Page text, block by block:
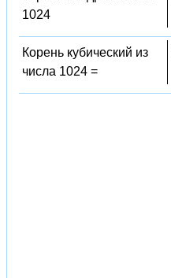
1024
Корень кубический из
числа 1024 =